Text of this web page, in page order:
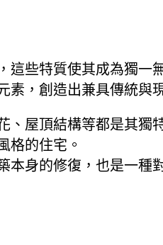
這些特質使其成為獨一
，創造出兼具傳統與
、屋頂結構等都是其獨
格的住宅。
本身的修復，也是一